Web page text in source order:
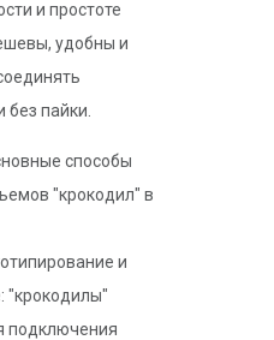
и простоте
удобны и
без пайки.
способы
"крокодил" в
и
"крокодилы"
подключения